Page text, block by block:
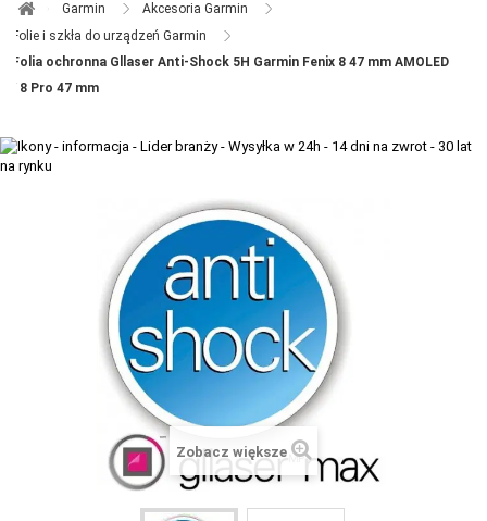
ZEGARKI DO BIEGANIA
ZEGARKI DLA DZIECI GARMIN
ELITE
VOSTOK EUROPE ZEGARKI
VICTORINOX ZEGARKI
WENGER ZEGARKI
ORIENT ZEGARKI
Garmin ​
Akcesoria Garmin ​
Folie i szkła do urządzeń Garmin ​
Folia ochronna Gllaser Anti-Shock 5H Garmin Fenix 8 47 mm AMOLED
/ 8 Pro 47 mm
Zobacz większe